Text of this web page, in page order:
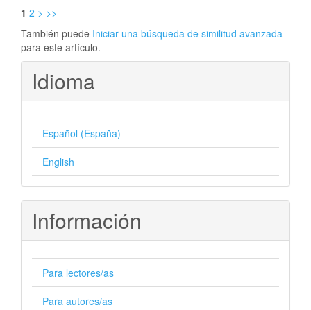
1 2 > >>
También puede Iniciar una búsqueda de similitud avanzada
para este artículo.
Idioma
Español (España)
English
Información
Para lectores/as
Para autores/as